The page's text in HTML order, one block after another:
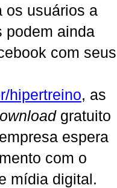
os usuários a
podem ainda
com seus
hipertreino, as
gratuito
espera
com o
mídia digital.